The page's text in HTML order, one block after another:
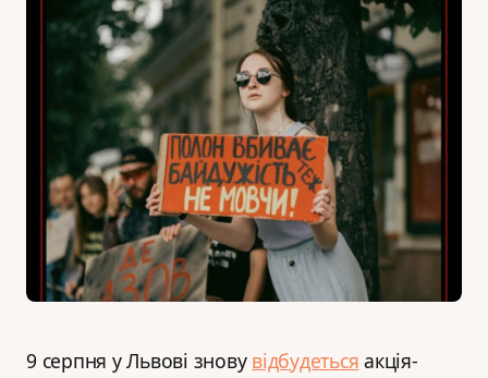
9 серпня у Львові знову відбудеться акція-